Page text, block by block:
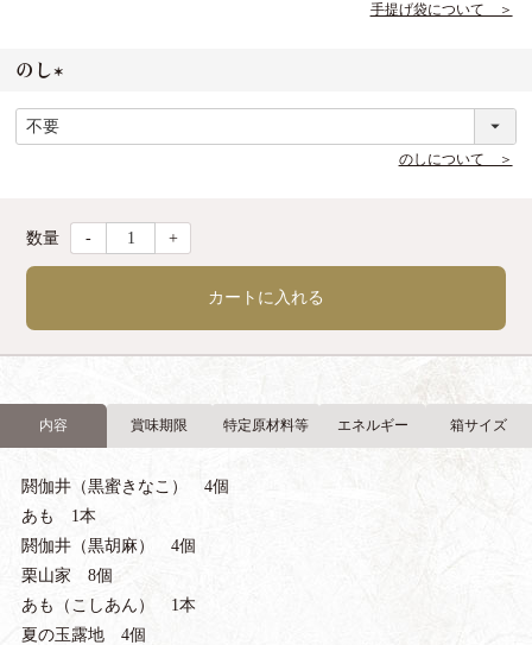
手提げ袋について ＞
のし
(
必
のしについて ＞
- +
カートに入れる
内容 賞味期限 特定原材料等 エネルギー 箱サイズ
閼伽井（黒蜜きなこ） 4個
あも 1本
閼伽井（黒胡麻） 4個
栗山家 8個
あも（こしあん） 1本
夏の玉露地 4個